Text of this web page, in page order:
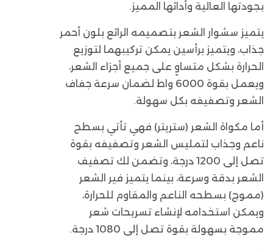
بجودتها العالية وأدائها المميز.
يتميز سشوار الشعر بتصميمه الرائع بلون أحمر
جذاب، ويتميز برأسين يمكن تركيبهما لتوزيع
الحرارة بشكل متساوٍ على جميع أجزاء الشعر،
ويعمل بقوة 6000 واط لضمان سرعة جفاف
الشعر وتصفيفه بكل سهولة.
أما مكواة الشعر (ستريتر) فهي تأتي بسطح
ناعم وجذاب لتمليس الشعر وتصفيفه بقوة
تصل إلى 1200 درجة، وتضمن لك تصفيف
الشعر بدقة وسرعة، بينما يتميز فير الشعر
(مموج) بسطحه الناعم والمقاوم للحرارة،
ويمكن استخدامه لإنشاء تسريحات شعر
مموجة بسهولة بقوة تصل إلى 1080 درجة.